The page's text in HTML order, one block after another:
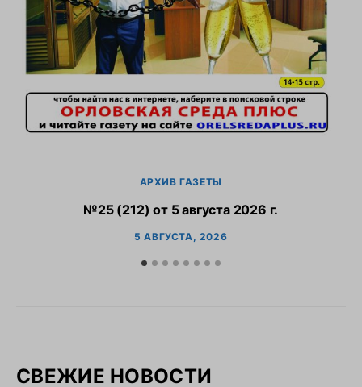
АРХИВ ГАЗЕТЫ
№25 (212) от 5 августа 2026 г.
5 АВГУСТА, 2026
СВЕЖИЕ НОВОСТИ